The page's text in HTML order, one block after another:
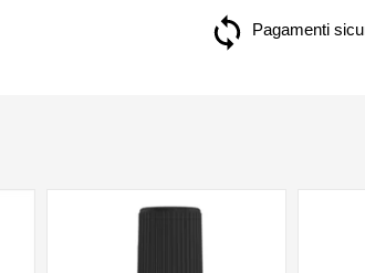
Pagamenti
NON